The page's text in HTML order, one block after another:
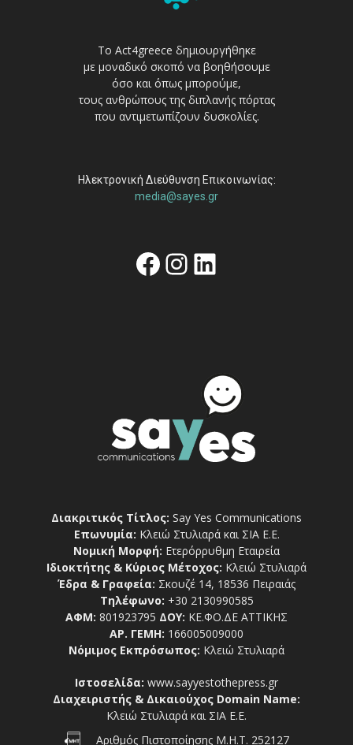
Το Act4greece δημιουργήθηκε
με μοναδικό σκοπό να βοηθήσουμε
όσο και όπως μπορούμε,
τους ανθρώπους της διπλανής πόρτας
που αντιμετωπίζουν δυσκολίες.
Ηλεκτρονική Διεύθυνση Επικοινωνίας:
media@sayes.gr
Facebook
Instagram
Linkedin
Διακριτικός Τίτλος: Say Yes Communications
Επωνυμία: Κλειώ Στυλιαρά και ΣΙΑ Ε.Ε.
Νομική Μορφή: Ετερόρρυθμη Εταιρεία
Ιδιοκτήτης & Κύριος Μέτοχος: Κλειώ Στυλιαρά
Έδρα & Γραφεία: Σκουζέ 14, 18536 Πειραιάς
Τηλέφωνο: +30 2130990585
ΑΦΜ: 801923795 ΔΟΥ: ΚΕ.ΦΟ.ΔΕ ΑΤΤΙΚΗΣ
ΑΡ. ΓΕΜΗ: 166005009000
Νόμιμος Εκπρόσωπος: Κλειώ Στυλιαρά
Ιστοσελίδα: www.sayyestothepress.gr
Διαχειριστής & Δικαιούχος Domain Name:
Κλειώ Στυλιαρά και ΣΙΑ Ε.Ε.
Αριθμός Πιστοποίησης Μ.Η.Τ. 252127